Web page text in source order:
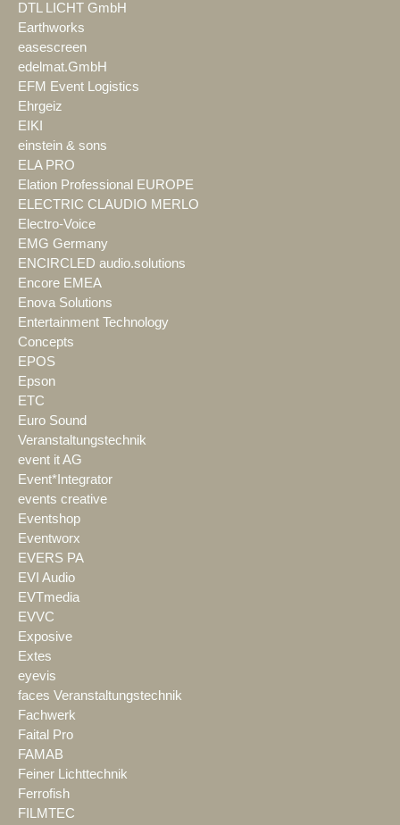
DTL LICHT GmbH
Earthworks
easescreen
edelmat.GmbH
EFM Event Logistics
Ehrgeiz
EIKI
einstein & sons
ELA PRO
Elation Professional EUROPE
ELECTRIC CLAUDIO MERLO
Electro-Voice
EMG Germany
ENCIRCLED audio.solutions
Encore EMEA
Enova Solutions
Entertainment Technology
Concepts
EPOS
Epson
ETC
Euro Sound
Veranstaltungstechnik
event it AG
Event*Integrator
events creative
Eventshop
Eventworx
EVERS PA
EVI Audio
EVTmedia
EVVC
Exposive
Extes
eyevis
faces Veranstaltungstechnik
Fachwerk
Faital Pro
FAMAB
Feiner Lichttechnik
Ferrofish
FILMTEC